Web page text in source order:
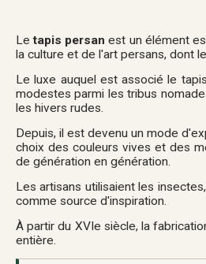
Letapis persan est un élément
la culture et de l'art persans, dont
Le luxe auquel est associé le
modestes parmi les tribus
les hivers rudes.
Depuis, il est devenu un mode
choix des couleurs vives et des
de génération en génération.
Les artisans utilisaient les
comme source d'inspiration.
À partir du XVIe siècle, la
entière.